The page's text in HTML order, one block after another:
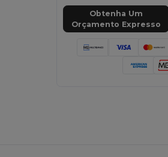
Obtenha Um
Orçamento Expresso